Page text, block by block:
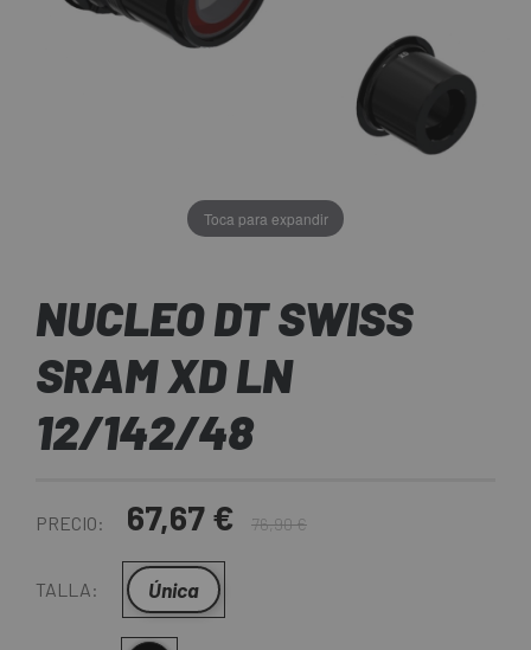
Toca para expandir
NUCLEO DT SWISS
SRAM XD LN
12/142/48
PRECIO: 67,67 € 76,90 €
TALLA: Única